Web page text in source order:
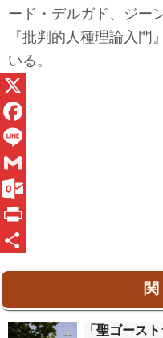
ード・デルガド、ジー
『批判的人種理論入門
いる。
X
F
a
c
e
b
L
n
e
G
m
a
O
uP
関
「聖ゴース